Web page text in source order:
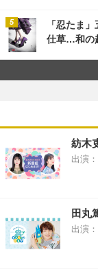
「忍たま
仕草…和の
紡木
出演
田丸
出演